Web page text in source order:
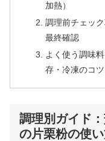
加熱）
調理前チェッ
最終確認
よく使う調味
存・冷凍のコツ
調理別ガイド
の片栗粉の使